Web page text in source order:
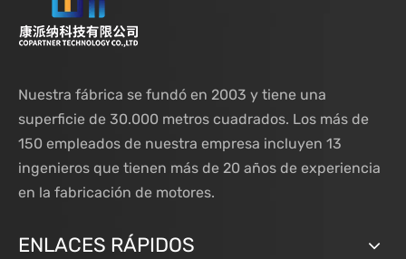
Nuestra fábrica se fundó en 2003 y tiene una
superficie de 30.000 metros cuadrados. Los más de
150 empleados de nuestra empresa incluyen 13
ingenieros que tienen más de 20 años de experiencia
en la fabricación de motores.
ENLACES RÁPIDOS